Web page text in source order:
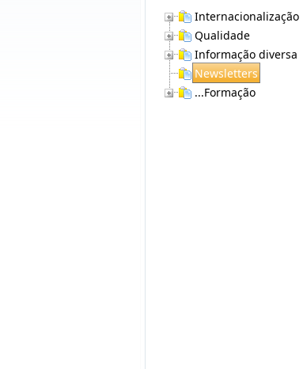
Internacionalização
Qualidade
Informação diversa
Newsletters
...Formação